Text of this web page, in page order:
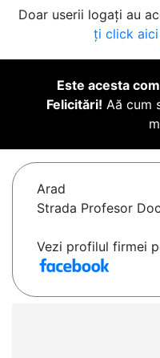
Doar userii logați au
ți click
Este acesta
Felicitări! Aă cum
Arad
Strada Profesor
Vezi profilul firmei